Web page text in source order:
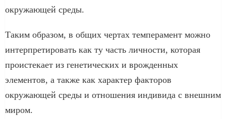
окружающей среды.
Таким образом, в общих чертах темперамент можно
интерпретировать как ту часть личности, которая
проистекает из генетических и врожденных
элементов, а также как характер факторов
окружающей среды и отношения индивида с внешним
миром.